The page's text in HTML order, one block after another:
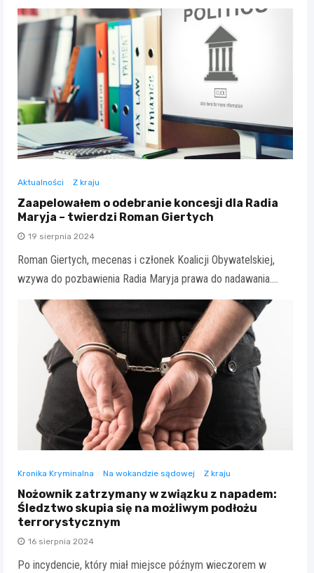
Aktualności Z kraju
Zaapelowałem o odebranie koncesji dla Radia
Maryja – twierdzi Roman Giertych
19 sierpnia 2024
Roman Giertych, mecenas i członek Koalicji Obywatelskiej,
wzywa do pozbawienia Radia Maryja prawa do nadawania.…
Kronika Kryminalna Na wokandzie sądowej Z kraju
Nożownik zatrzymany w związku z napadem:
Śledztwo skupia się na możliwym podłożu
terrorystycznym
16 sierpnia 2024
Po incydencie, który miał miejsce późnym wieczorem w